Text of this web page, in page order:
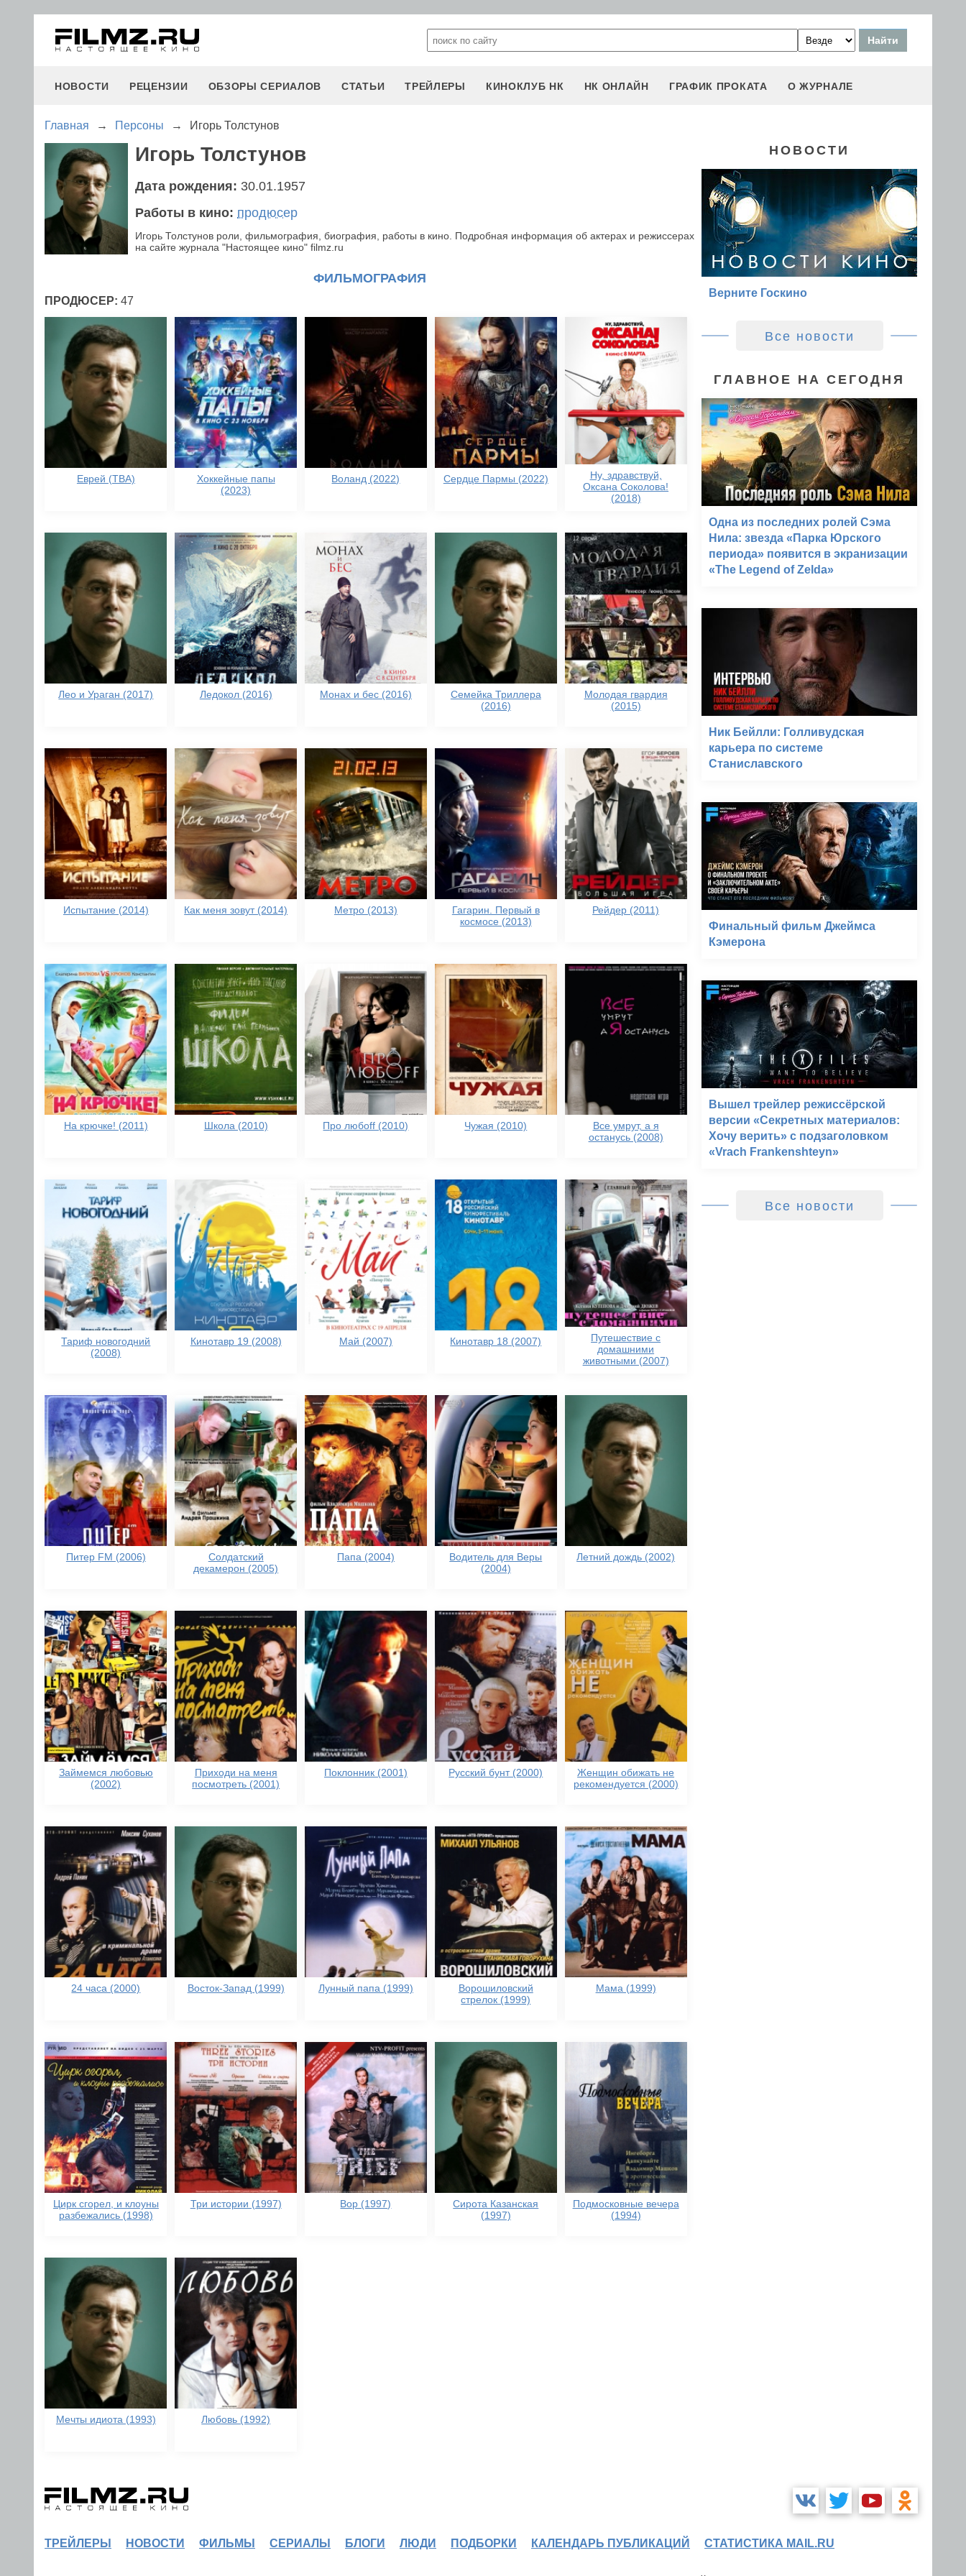
НОВОСТИ РЕЦЕНЗИИ ОБЗОРЫ СЕРИАЛОВ СТАТЬИ ТРЕЙЛЕРЫ КИНОКЛУБ НК НК ОНЛАЙН ГРАФИК ПРОКАТА О ЖУРНАЛЕ
Главная → Персоны → Игорь Толстунов
Игорь Толстунов
Дата рождения: 30.01.1957
Работы в кино: продюсер
Игорь Толстунов роли, фильмография, биография, работы в кино. Подробная информация об актерах и режиссерах
на сайте журнала "Настоящее кино" filmz.ru
ФИЛЬМОГРАФИЯ
ПРОДЮСЕР: 47
Еврей (TBA)
Хоккейные папы
(2023)
Воланд (2022) Сердце Пармы (2022)
Ну, здравствуй,
Оксана Соколова!
(2018)
Лео и Ураган (2017) Ледокол (2016) Монах и бес (2016)
Семейка Триллера
(2016)
Молодая гвардия
(2015)
Испытание (2014) Как меня зовут (2014) Метро (2013)
Гагарин. Первый в
космосе (2013)
Рейдер (2011)
На крючке! (2011) Школа (2010) Про любоff (2010) Чужая (2010)
Все умрут, а я
останусь (2008)
Тариф новогодний
(2008)
Кинотавр 19 (2008) Май (2007) Кинотавр 18 (2007)
Путешествие с
домашними
животными (2007)
Питер FM (2006)
Солдатский
декамерон (2005)
Папа (2004)
Водитель для Веры
(2004)
Летний дождь (2002)
Займемся любовью
(2002)
Приходи на меня
посмотреть (2001)
Поклонник (2001) Русский бунт (2000)
Женщин обижать не
рекомендуется (2000)
24 часа (2000) Восток-Запад (1999) Лунный папа (1999)
Ворошиловский
стрелок (1999)
Мама (1999)
Цирк сгорел, и клоуны
разбежались (1998)
Три истории (1997) Вор (1997)
Сирота Казанская
(1997)
Подмосковные вечера
(1994)
Мечты идиота (1993) Любовь (1992)
НОВОСТИ
Верните Госкино
Все новости
ГЛАВНОЕ НА СЕГОДНЯ
Одна из последних ролей Сэма
Нила: звезда «Парка Юрского
периода» появится в экранизации
«The Legend of Zelda»
Ник Бейлли: Голливудская
карьера по системе
Станиславского
Финальный фильм Джеймса
Кэмерона
Вышел трейлер режиссёрской
версии «Секретных материалов:
Хочу верить» с подзаголовком
«Vrach Frankenshteyn»
Все новости
ТРЕЙЛЕРЫ НОВОСТИ ФИЛЬМЫ СЕРИАЛЫ БЛОГИ ЛЮДИ ПОДБОРКИ КАЛЕНДАРЬ ПУБЛИКАЦИЙ СТАТИСТИКА MAIL.RU